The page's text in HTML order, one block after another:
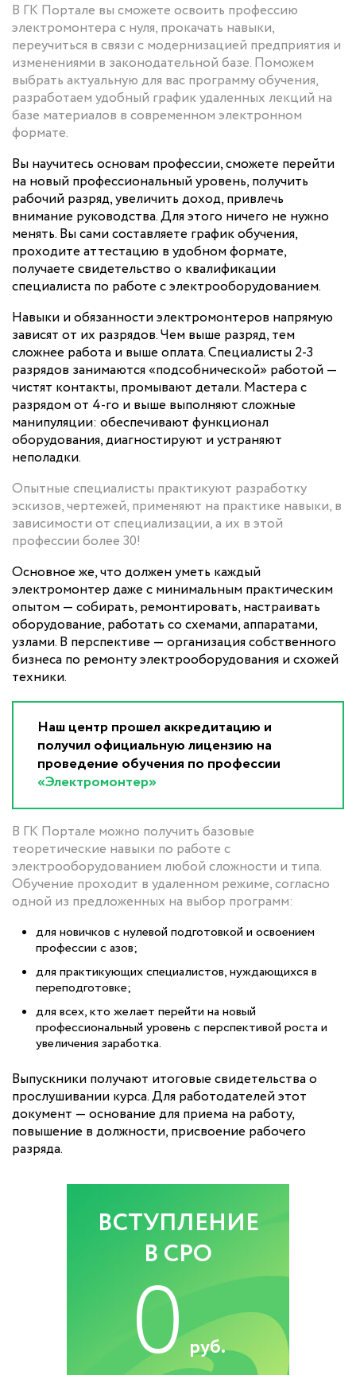
В ГК Портале вы сможете освоить профессию
электромонтера с нуля, прокачать навыки,
переучиться в связи с модернизацией предприятия и
изменениями в законодательной базе. Поможем
выбрать актуальную для вас программу обучения,
разработаем удобный график удаленных лекций на
базе материалов в современном электронном
формате.
Вы научитесь основам профессии, сможете перейти
на новый профессиональный уровень, получить
рабочий разряд, увеличить доход, привлечь
внимание руководства. Для этого ничего не нужно
менять. Вы сами составляете график обучения,
проходите аттестацию в удобном формате,
получаете свидетельство о квалификации
специалиста по работе с электрооборудованием.
Навыки и обязанности электромонтеров напрямую
зависят от их разрядов. Чем выше разряд, тем
сложнее работа и выше оплата. Специалисты 2-3
разрядов занимаются «подсобнической» работой —
чистят контакты, промывают детали. Мастера с
разрядом от 4-го и выше выполняют сложные
манипуляции: обеспечивают функционал
оборудования, диагностируют и устраняют
неполадки.
Опытные специалисты практикуют разработку
эскизов, чертежей, применяют на практике навыки, в
зависимости от специализации, а их в этой
профессии более 30!
Основное же, что должен уметь каждый
электромонтер даже с минимальным практическим
опытом — собирать, ремонтировать, настраивать
оборудование, работать со схемами, аппаратами,
узлами. В перспективе — организация собственного
бизнеса по ремонту электрооборудования и схожей
техники.
Наш центр прошел аккредитацию и
получил официальную лицензию на
проведение обучения по профессии
«Электромонтер»
В ГК Портале можно получить базовые
теоретические навыки по работе с
электрооборудованием любой сложности и типа.
Обучение проходит в удаленном режиме, согласно
одной из предложенных на выбор программ:
для новичков с нулевой подготовкой и освоением
профессии с азов;
для практикующих специалистов, нуждающихся в
переподготовке;
для всех, кто желает перейти на новый
профессиональный уровень с перспективой роста и
увеличения заработка.
Выпускники получают итоговые свидетельства о
прослушивании курса. Для работодателей этот
документ — основание для приема на работу,
повышение в должности, присвоение рабочего
разряда.
ВСТУПЛЕНИЕ
В СРО
0 руб.